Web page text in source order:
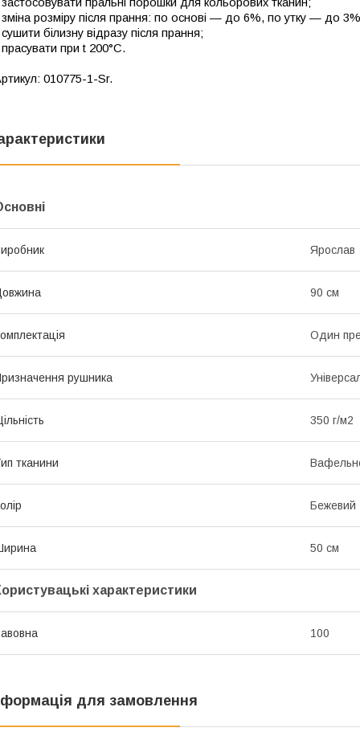
зміна розміру після прання: по основі — до 6%, по утку — до
сушити білизну відразу після прання;
прасувати при t 200°C.
010775-1-Sr.
Ярослав
90 см
Один
рушника
350 г/м2
тканини
Бежевий
50 см
характеристики
100
для замовлення